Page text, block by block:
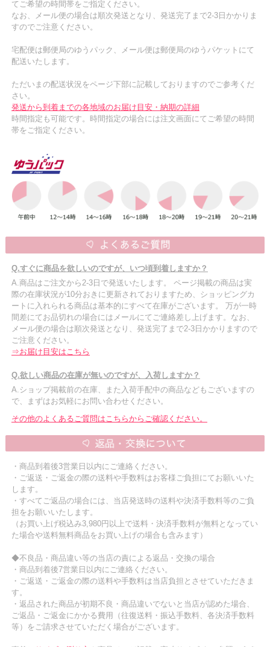
てご希望の時間帯をご指定ください。
なお、メール便の場合は順次発送となり、発送完了まで2-3日かかりま
すのでご注意ください。
宅配便は郵便局のゆうパック、メール便は郵便局のゆうパケットにて
配送いたします。
ただいまの配送状況をページ下部に記載しておりますのでご参考くだ
さい。
発送から到着までの各地域のお届け目安・納期の詳細
時間指定も可能です。時間指定の場合には注文画面にてご希望の時間
帯をご指定ください。
Q.すぐに商品を欲しいのですが、いつ頃到着しますか？
A.商品はご注文から2-3日で発送いたします。 ページ掲載の商品は実
際の在庫状況が10分おきに更新されておりますため、ショッピングカ
ートに入れられる商品は基本的にすべて在庫がございます。 万が一時
間差にてお品切れの場合にはメールにてご連絡差し上げます。なお、
メール便の場合は順次発送となり、発送完了まで2-3日かかりますので
ご注意ください。
⇒お届け目安はこちら
Q.欲しい商品の在庫が無いのですが、入荷しますか？
A.ショップ掲載前の在庫、また入荷手配中の商品などもございますの
で、まずはお気軽にお問い合わせください。
その他のよくあるご質問はこちらからご確認ください。
・商品到着後3営業日以内にご連絡ください。
・ご返送・ご返金の際の送料や手数料はお客様ご負担にてお願いいた
します。
・すべてご返品の場合には、当店発送時の送料や決済手数料等のご負
担をお願いいたします。
（お買い上げ税込み3,980円以上で送料・決済手数料が無料となってい
た場合や送料無料商品をお買い上げの場合も含みます）
◆不良品・商品違い等の当店の責による返品・交換の場合
・商品到着後7営業日以内にご連絡ください。
・ご返送・ご返金の際の送料や手数料は当店負担とさせていただきま
す。
・返品された商品が初期不良・商品違いでないと当店が認めた場合、
ご返品・ご返金にかかる費用（往復送料・振込手数料、各決済手数料
等）をご請求させていただく場合がございます。